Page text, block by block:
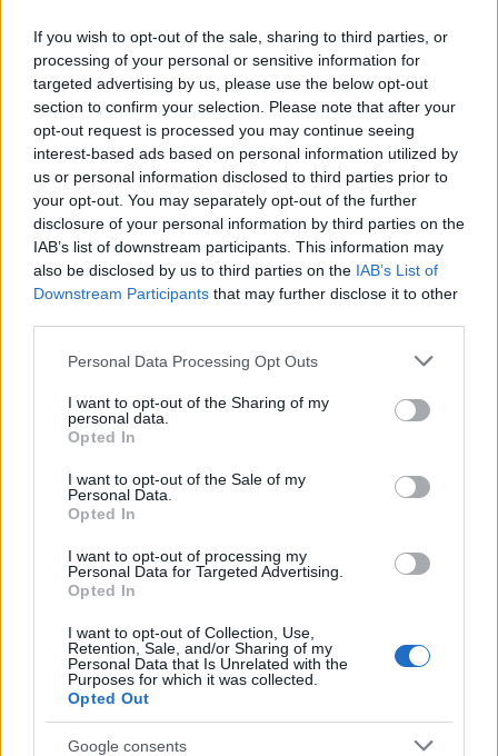
If you wish to opt-out of the sale, sharing to third parties, or
processing of your personal or sensitive information for
targeted advertising by us, please use the below opt-out
section to confirm your selection. Please note that after your
opt-out request is processed you may continue seeing
interest-based ads based on personal information utilized by
us or personal information disclosed to third parties prior to
your opt-out. You may separately opt-out of the further
disclosure of your personal information by third parties on the
IAB’s list of downstream participants. This information may
also be disclosed by us to third parties on the IAB’s List of
Downstream Participants that may further disclose it to other
Please note that this website/app uses one or more Google
not limited to your visit or usage behaviour. You may click to
grant or deny consent to Google and its third-party tags to
use your data for below specified purposes in below Google
consent section.
Personal Data Processing Opt Outs
I want to opt-out of the Sharing of my
personal data.
Opted In
I want to opt-out of the Sale of my
Personal Data.
Opted In
I want to opt-out of processing my
Personal Data for Targeted Advertising.
Opted In
I want to opt-out of Collection, Use,
Retention, Sale, and/or Sharing of my
Personal Data that Is Unrelated with the
Purposes for which it was collected.
Opted Out
Google consents
rész
Napi érdekes - 261
MTI-rövidek: